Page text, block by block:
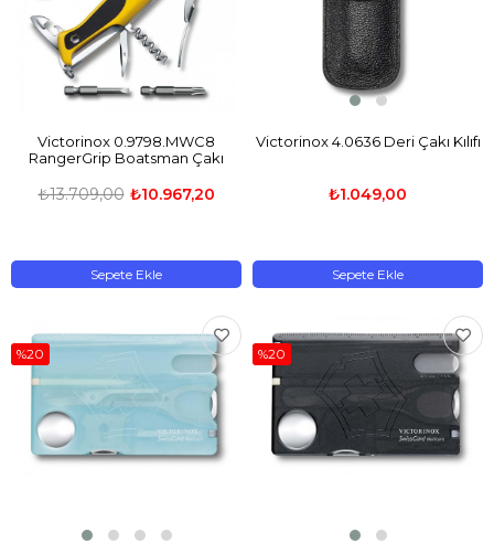
Victorinox 0.9798.MWC8
RangerGrip Boatsman Çakı
₺10.967,20
₺13.709,00
Sepete Ekle
Victorinox 4.0636 Deri Çakı Kılıfı
₺1.049,00
Sepete Ekle
%20 %20